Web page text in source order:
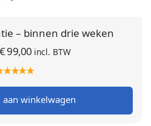
– binnen drie weken
Oorspronkelijke
prijs was:
€ 149,00.
€99,00 Huidige
€ 99,00.
incl. BTW
aan winkelwagen